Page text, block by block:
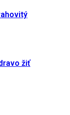
žiť